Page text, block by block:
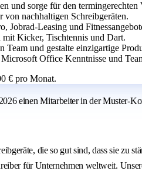
und sorge für den termingerechten
nachhaltigen Schreibgeräten.
Jobrad-Leasing und
mit Kicker, Tischtennis und Dart.
Team und gestalte einzigartige
Office Kenntnisse und
€ pro Monat.
einen Mitarbeiter in der Muster-
die so gut sind, dass sie zu
für Unternehmen weltweit.